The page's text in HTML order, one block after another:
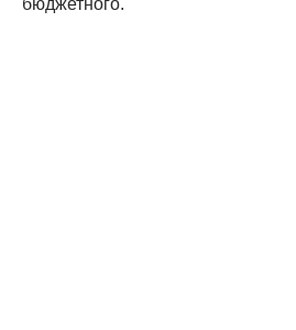
бюджетного.